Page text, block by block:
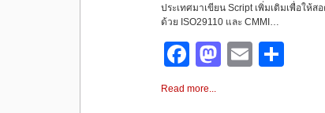
ประเทศมาเขียน Script เพิ่มเติมเพื่อให้
ด้วย ISO29110 และ CMMI…
F
a
M
E
Read more...